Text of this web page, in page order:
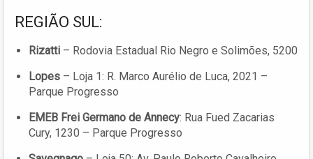
REGIÃO SUL:
Rizatti – Rodovia Estadual Rio Negro e Solimões, 5200
Lopes – Loja 1: R. Marco Aurélio de Luca, 2021 –
Parque Progresso
EMEB Frei Germano de Annecy: Rua Fued Zacarias
Cury, 1230 – Parque Progresso